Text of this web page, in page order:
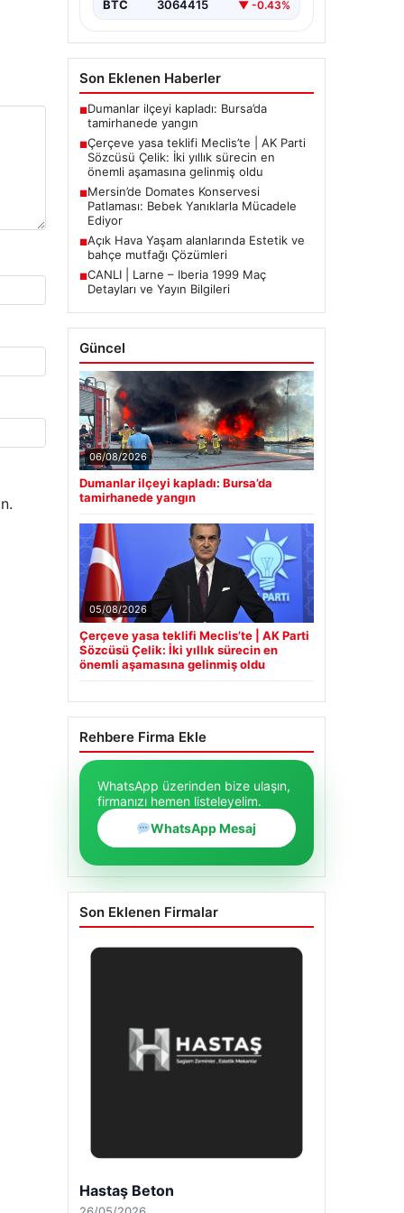
BTC 3064415 ▼ -0.43%
Son Eklenen Haberler
■Dumanlar ilçeyi kapladı: Bursa’da
tamirhanede yangın
■Çerçeve yasa teklifi Meclis’te | AK Parti
Sözcüsü Çelik: İki yıllık sürecin en
önemli aşamasına gelinmiş oldu
■Mersin’de Domates Konservesi
Patlaması: Bebek Yanıklarla Mücadele
Ediyor
■Açık Hava Yaşam alanlarında Estetik ve
bahçe mutfağı Çözümleri
■CANLI | Larne – Iberia 1999 Maç
Detayları ve Yayın Bilgileri
Güncel
06/08/2026
Dumanlar ilçeyi kapladı: Bursa’da
tamirhanede yangın
05/08/2026
Çerçeve yasa teklifi Meclis’te | AK Parti
Sözcüsü Çelik: İki yıllık sürecin en
önemli aşamasına gelinmiş oldu
Rehbere Firma Ekle
WhatsApp üzerinden bize ulaşın,
firmanızı hemen listeleyelim.
WhatsApp Mesaj
Son Eklenen Firmalar
Hastaş Beton